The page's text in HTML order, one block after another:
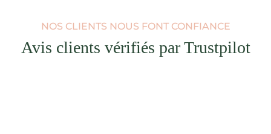
NOS CLIENTS NOUS FONT CONFIANCE
Avis clients vérifiés par Trustpilot